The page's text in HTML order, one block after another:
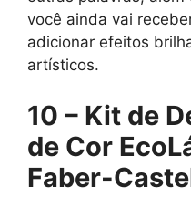
você ainda vai
adicionar efeitos
artísticos.
10 – Kit de
de Cor
Faber-